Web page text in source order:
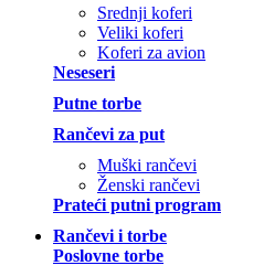
Srednji koferi
Veliki koferi
Koferi za avion
Neseseri
Putne torbe
Rančevi za put
Muški rančevi
Ženski rančevi
Prateći putni program
Rančevi i torbe
Poslovne torbe